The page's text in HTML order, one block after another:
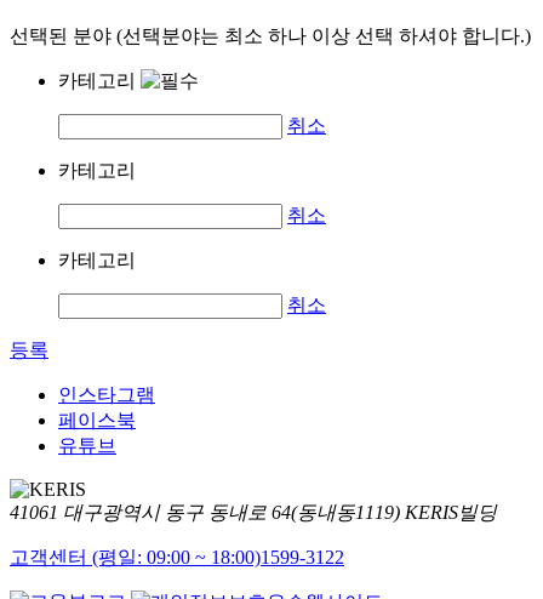
선택된 분야 (선택분야는 최소 하나 이상 선택 하셔야 합니다.)
카테고리
취소
카테고리
취소
카테고리
취소
등록
인스타그램
페이스북
유튜브
41061 대구광역시 동구 동내로 64(동내동1119) KERIS빌딩
고객센터 (평일: 09:00 ~ 18:00)1599-3122